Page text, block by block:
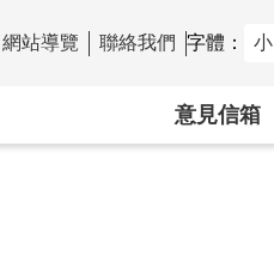
網站導覽 聯絡我們 字體： 小
意見信箱